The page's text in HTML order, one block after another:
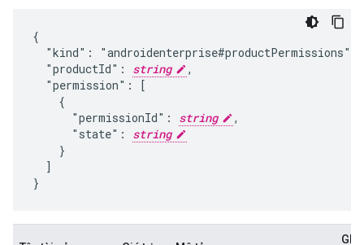
{
  "kind": "androidenterprise#productPermissions",
  "productId":
string
,
  "permission": [
    {
      "permissionId":
string
,
      "state":
string
    }
  ]
}
Ghi